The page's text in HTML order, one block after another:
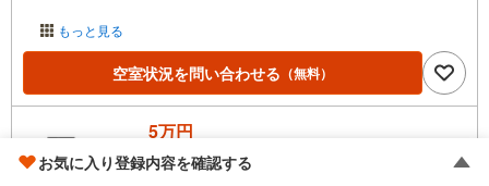
もっと見る
空室状況を問い合わせる （無料）
5万円
管理費等 3,000円
お気に入り登録内容を確認する